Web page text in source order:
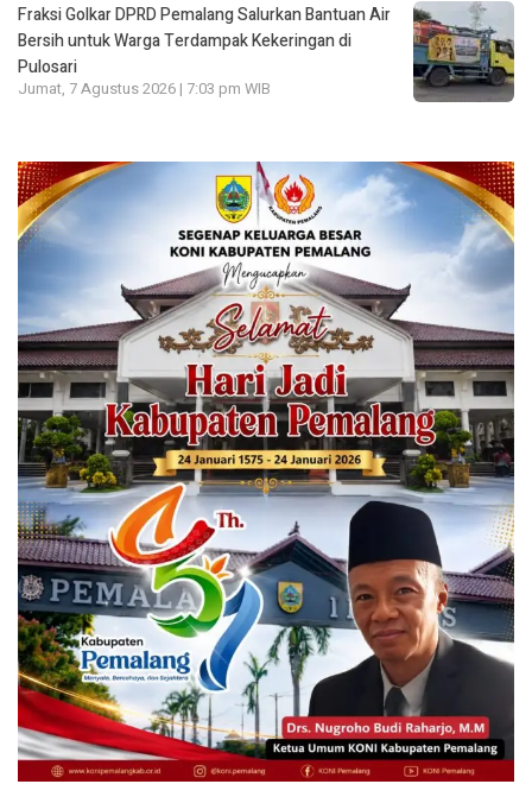
Fraksi Golkar DPRD Pemalang Salurkan Bantuan Air
Bersih untuk Warga Terdampak Kekeringan di
Pulosari
Jumat, 7 Agustus 2026 | 7:03 pm WIB